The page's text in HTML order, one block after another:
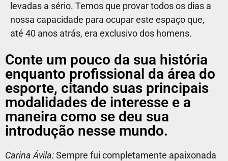
levadas a sério. Temos que provar todos os dias a
nossa capacidade para ocupar este espaço que,
até 40 anos atrás, era exclusivo dos homens.
Conte um pouco da sua história
enquanto profissional da área do
esporte, citando suas principais
modalidades de interesse e a
maneira como se deu sua
introdução nesse mundo.
Carina Ávila:Sempre fui completamente apaixonada